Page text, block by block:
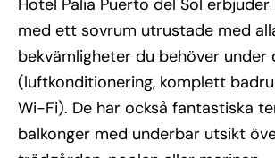
Hotel Palia Puerto del Sol
med ett sovrum utrustade med
bekvämligheter du behöver under
(luftkonditionering, komplett
Wi-Fi). De har också fantastiska
balkonger med underbar utsikt